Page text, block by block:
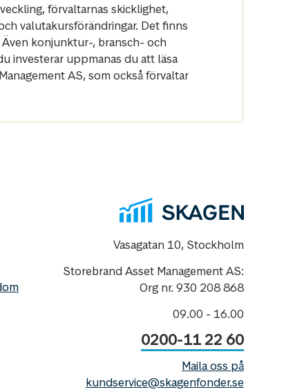
förvaltarnas skicklighet,
valutakursförändringar. Det finns
konjunktur-, bransch- och
investerar uppmanas du att läsa
AS, som också förvaltar
Vasagatan 10, Stockholm
Storebrand Asset Management AS:
Org nr. 930 208 868
09.00 - 16.00
0200-11 22 60
Maila oss på
kundservice@skagenfonder.se